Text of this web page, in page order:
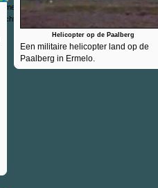
Helicopter op de Paalberg
Een militaire helicopter land op de
Paalberg in Ermelo.